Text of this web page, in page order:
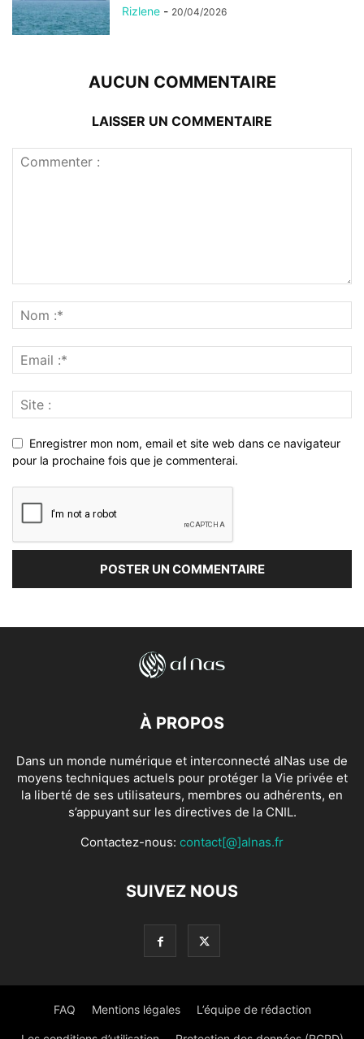
Rizlene - 20/04/2026
AUCUN COMMENTAIRE
LAISSER UN COMMENTAIRE
Enregistrer mon nom, email et site web dans ce navigateur
pour la prochaine fois que je commenterai.
À PROPOS
Dans un monde numérique et interconnecté alNas use de
moyens techniques actuels pour protéger la Vie privée et
la liberté de ses utilisateurs, membres ou adhérents, en
s’appuyant sur les directives de la CNIL.
Contactez-nous: contact[@]alnas.fr
SUIVEZ NOUS
FAQ Mentions légales L’équipe de rédaction